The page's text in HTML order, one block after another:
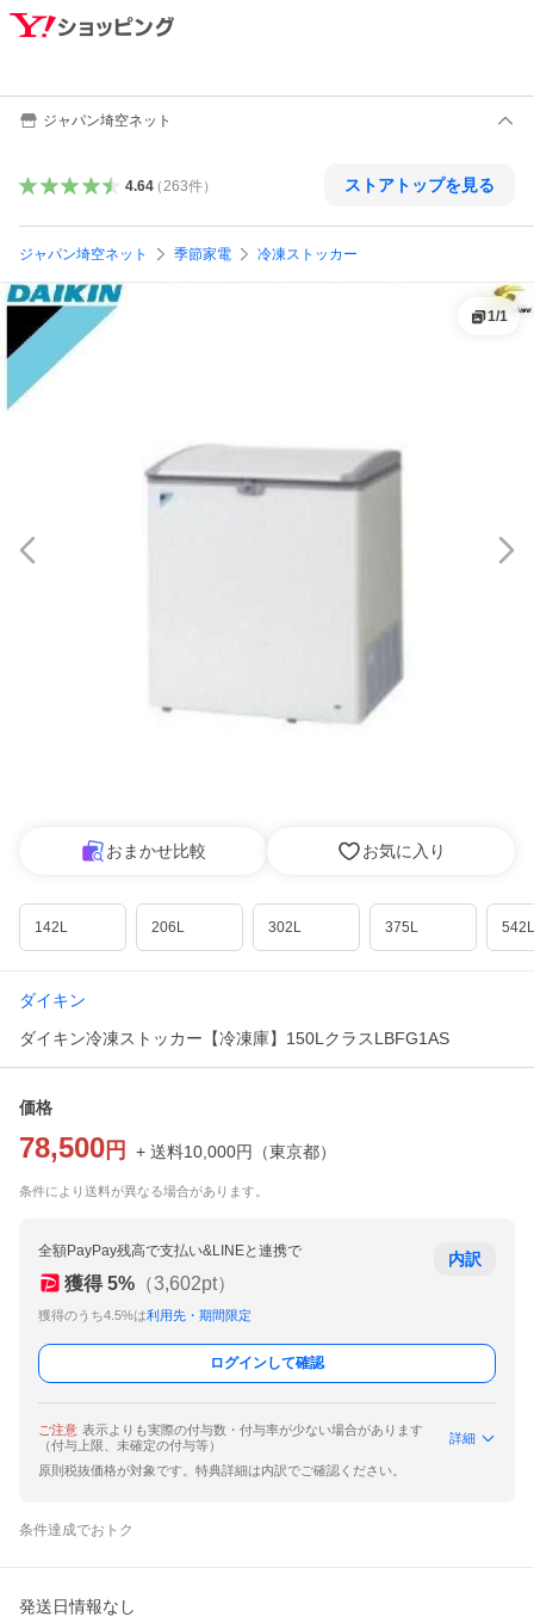
ジャパン埼空ネット
4.64（ 263件） ストアトップを見る
ジャパン埼空ネット 季節家電 冷凍ストッカー
1/1
おまかせ比較 お気に入り
142L 206L 302L 375L 542L
ダイキン
ダイキン冷凍ストッカー【冷凍庫】150LクラスLBFG1AS
価格
78,500 円 + 送料10,000円 （東京都）
条件により送料が異なる場合があります。
全額PayPay残高で支払い&LINEと連携で
獲得 5% （3,602pt）
獲得のうち4.5%は利用先・期間限定
内訳
ログインして確認
ご注意 表示よりも実際の付与数・付与率が少ない場合があります
（付与上限、未確定の付与等）
詳細
原則税抜価格が対象です。特典詳細は内訳でご確認ください。
条件達成でおトク
発送日情報なし